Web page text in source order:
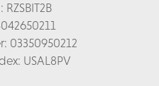
RZSBIT2B
03350950212
USAL8PV